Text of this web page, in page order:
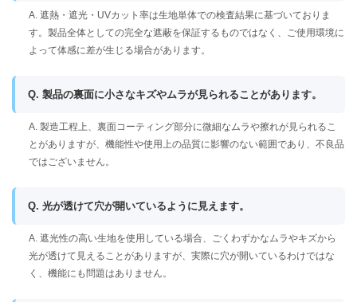
A. 遮熱・遮光・UVカット率は生地単体での検査結果に基づいておりま
す。製品全体としての完全な遮蔽を保証するものではなく、ご使用環境に
よって体感に差が生じる場合があります。
Q. 製品の裏面に小さなキズやムラが見られることがあります。
A. 製造工程上、裏面コーティング部分に微細なムラや擦れが見られるこ
とがありますが、機能性や使用上の品質に影響のない範囲であり、不良品
ではございません。
Q. 光が透けて穴が開いているように見えます。
A. 遮光性の高い生地を使用している場合、ごくわずかなムラやキズから
光が透けて見えることがありますが、実際に穴が開いているわけではな
く、機能にも問題はありません。